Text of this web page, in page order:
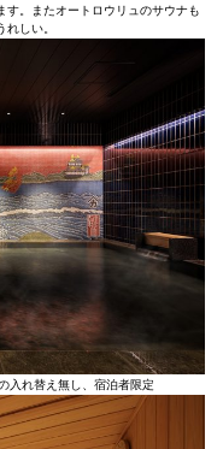
す。またオートロウリュのサウナも
しい。
入れ替え無し、宿泊者限定